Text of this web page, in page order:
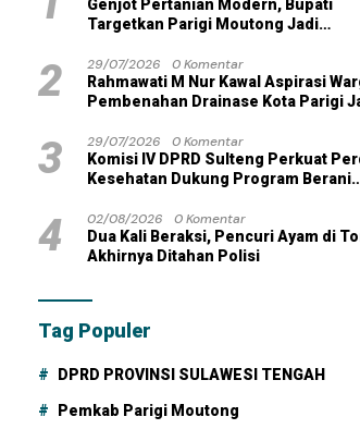
Genjot Pertanian Modern, Bupati
Targetkan Parigi Moutong Jadi
2 29/07/2026
0 Komentar
Rahmawati M Nur Kawal Aspirasi
Pembenahan Drainase Kota Parigi
3 29/07/2026
0 Komentar
Komisi IV DPRD Sulteng Perkuat
Kesehatan Dukung Program Berani
4 02/08/2026
0 Komentar
Dua Kali Beraksi, Pencuri Ayam di
Akhirnya Ditahan Polisi
Tag Populer
DPRD PROVINSI SULAWESI TENGAH
Pemkab Parigi Moutong